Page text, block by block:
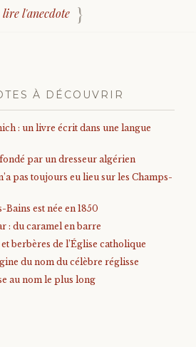
lire l'anecdote
À DÉCOUVRIR
: un livre écrit dans une langue
par un dresseur algérien
pas toujours eu lieu sur les Champs-
est née en 1850
: du caramel en barre
berbères de l’Église catholique
du nom du célèbre réglisse
au nom le plus long